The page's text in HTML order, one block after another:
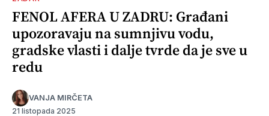
FENOL AFERA U ZADRU: Građani
upozoravaju na sumnjivu vodu,
gradske vlasti i dalje tvrde da je sve u
redu
VANJA MIRČETA
21 listopada 2025